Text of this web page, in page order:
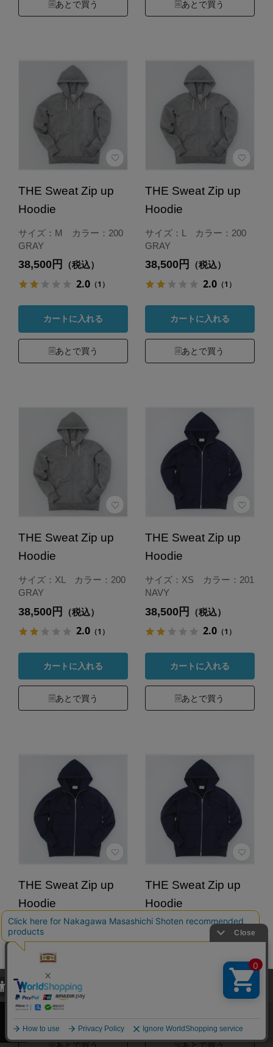
あとで買う あとで買う
THE Sweat Zip up
Hoodie
サイズ：M カラー：200
GRAY
38,500円 （税込）
2.0（1）
カートに入れる
あとで買う
THE Sweat Zip up
Hoodie
サイズ：L カラー：200
GRAY
38,500円 （税込）
2.0（1）
カートに入れる
あとで買う
THE Sweat Zip up
Hoodie
サイズ：XL カラー：200
GRAY
38,500円 （税込）
2.0（1）
カートに入れる
あとで買う
THE Sweat Zip up
Hoodie
サイズ：XS カラー：201
NAVY
38,500円 （税込）
2.0（1）
カートに入れる
あとで買う
THE Sweat Zip up
Hoodie
サイズ：L カラー：201
NAVY
38,500円
カートに入れる
THE Sweat Zip up
Hoodie
サイズ：XL カラー：201
NAVY
（1）
当サイトでは、当サイト内における閲覧履歴・属性情報などの取得およ
び利便性向上のためにクッキー（Cookie）を使用いたします。詳細に
関しては「プライバシーポリシー
承諾する